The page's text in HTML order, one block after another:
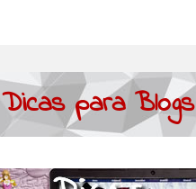
Dicas para Blogs